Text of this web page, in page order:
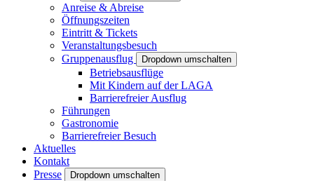
Anreise & Abreise
Öffnungszeiten
Eintritt & Tickets
Veranstaltungsbesuch
Gruppenausflug
Dropdown umschalten
Betriebsausflüge
Mit Kindern auf der LAGA
Barrierefreier Ausflug
Führungen
Gastronomie
Barrierefreier Besuch
Aktuelles
Kontakt
Presse
Dropdown umschalten